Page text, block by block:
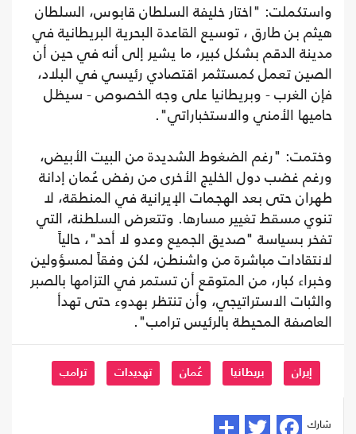
واستكملت: "اختار خليفة السلطان قابوس، السلطان
هيثم بن طارق ، توسيع القاعدة البحرية البريطانية في
مدينة الدقم بشكل كبير، ما يشير إلى أنه في حين أن
الصين تعمل كمستثمر اقتصادي رئيسي في البلاد،
فإن الغرب - وبريطانيا على وجه الخصوص - سيظل
حاميها الأمني والاستخباراتي".
وختمت: "رغم الضغوط الشديدة من البيت الأبيض،
ورغم غضب دول الخليج الأخرى من رفض عُمان إدانة
طهران حتى بعد الهجمات الإيرانية في المنطقة، لا
تنوي مسقط تغيير مسارها. وتتعرض السلطنة، التي
تفخر بسياسة "صديق الجميع وعدو لا أحد"، حالياً
لانتقادات مباشرة من واشنطن، لكن وفقاً لمسؤولين
وخبراء كبار، من المتوقع أن تستمر في التزامها بالصبر
والثبات الاستراتيجي، وأن تنتظر بهدوء حتى تهدأ
العاصفة المحيطة بالرئيس ترامب".
إيران بريطانيا عُمان تهديدات ترامب
شارك